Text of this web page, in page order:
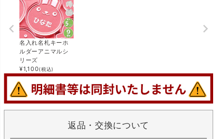
名入れ名札キーホ
ルダーアニマルシ
リーズ
¥1,100(税込)
返品・交換について